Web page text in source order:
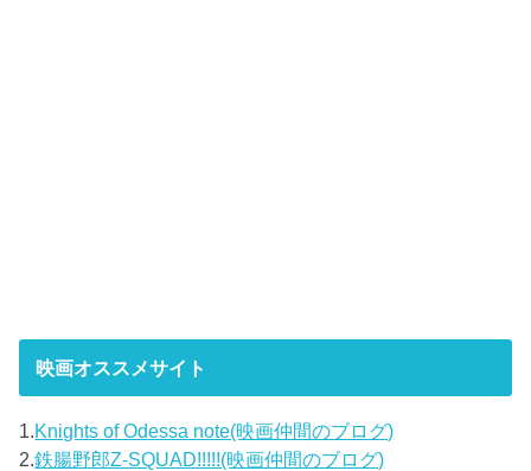
映画オススメサイト
1.Knights of Odessa note(映画仲間のブログ)
2.鉄腸野郎Z-SQUAD!!!!!(映画仲間のブログ)